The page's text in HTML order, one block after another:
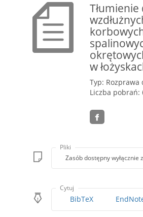
w
Typ: Rozprawa
Liczba pobrań:
Pliki
Zasób dostępny wyłącznie
Cytuj
BibTeX